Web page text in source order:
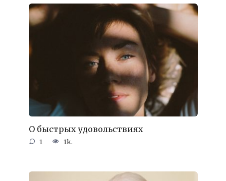
О быстрых удовольствиях
1 1k.